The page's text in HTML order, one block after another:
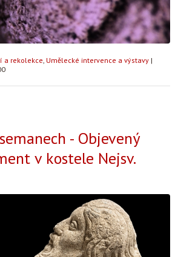
a rekolekce, Umělecké intervence a výstavy |
- Objevený
v kostele Nejsv.